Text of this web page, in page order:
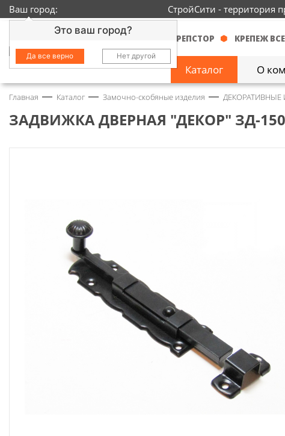
Ваш город:
Это ваш город?
Да все верно Нет другой
СтройСити - территория
КРЕПСТОР КРЕПЕЖ
Каталог О
Замочно-скобяные
изделия 1429
Круги и абразивы
Нержавейка
134
69
Электроды и проволока
Главная Каталог Замочно-скобяные изделия ДЕКОРАТИВНЫЕ
ЗАДВИЖКА ДВЕРНАЯ "ДЕКОР" ЗД-